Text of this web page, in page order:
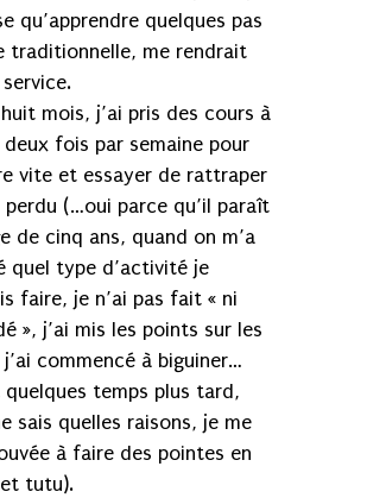
qu’apprendre quelques pas
traditionnelle, me rendrait
mois, j’ai pris des cours à
deux fois par semaine pour
vite et essayer de rattraper
perdu (…oui parce qu’il paraît
de cinq ans, quand on m’a
quel type d’activité je
faire, je n’ai pas fait « ni
», j’ai mis les points sur les
commencé à biguiner…
quelques temps plus tard,
sais quelles raisons, je me
à faire des pointes en
tutu).